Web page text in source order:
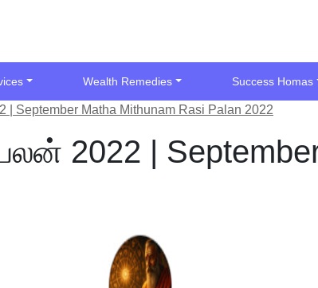
Wealth Remedies Success Homas
| September Matha Mithunam Rasi Palan 2022
2022 |